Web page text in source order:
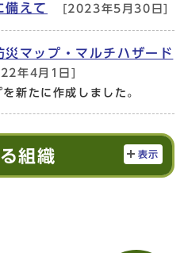
備えて [2023年5月30日]
マップ・マルチハザード
年4月1日]
新たに作成しました。
組織 表示